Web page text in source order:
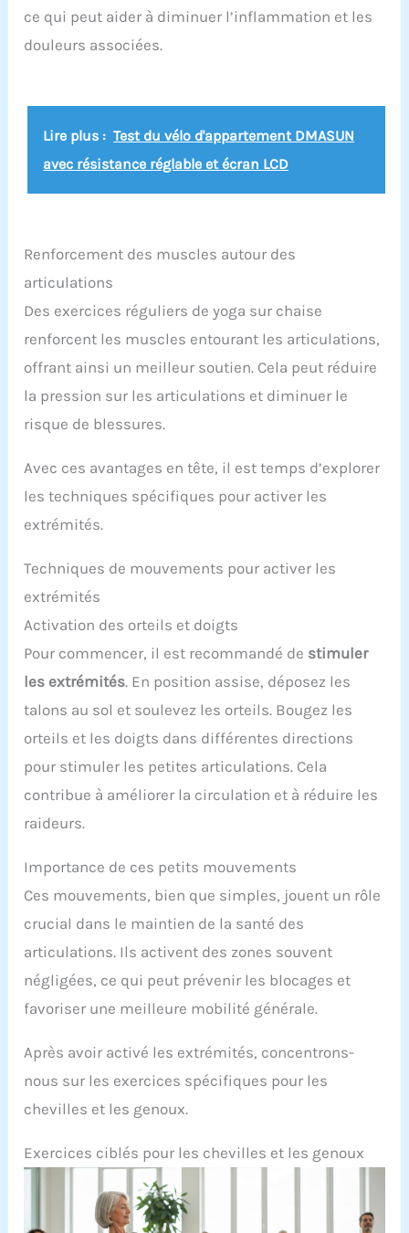
ce qui peut aider à diminuer l’inflammation et les
douleurs associées.
Lire plus : Test du vélo d'appartement DMASUN
avec résistance réglable et écran LCD
Renforcement des muscles autour des
articulations
Des exercices réguliers de yoga sur chaise
renforcent les muscles entourant les articulations,
offrant ainsi un meilleur soutien. Cela peut réduire
la pression sur les articulations et diminuer le
risque de blessures.
Avec ces avantages en tête, il est temps d’explorer
les techniques spécifiques pour activer les
extrémités.
Techniques de mouvements pour activer les
extrémités
Activation des orteils et doigts
Pour commencer, il est recommandé de stimuler
les extrémités. En position assise, déposez les
talons au sol et soulevez les orteils. Bougez les
orteils et les doigts dans différentes directions
pour stimuler les petites articulations. Cela
contribue à améliorer la circulation et à réduire les
raideurs.
Importance de ces petits mouvements
Ces mouvements, bien que simples, jouent un rôle
crucial dans le maintien de la santé des
articulations. Ils activent des zones souvent
négligées, ce qui peut prévenir les blocages et
favoriser une meilleure mobilité générale.
Après avoir activé les extrémités, concentrons-
nous sur les exercices spécifiques pour les
chevilles et les genoux.
Exercices ciblés pour les chevilles et les genoux